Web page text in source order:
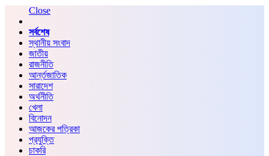
Close
সর্বশেষ
স্থানীয় সংবাদ
জাতীয়
রাজনীতি
আর্ন্তজাতিক
সারাদেশ
অর্থনীতি
খেলা
বিনোদন
আজকের পত্রিকা
প্রযুক্তি
চাকরি